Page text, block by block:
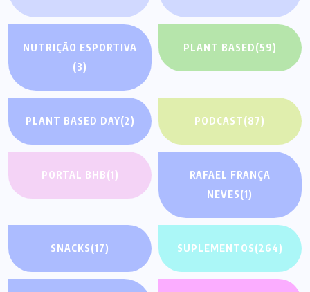
NUTRIÇÃO ESPORTIVA
(3)
PLANT BASED(59)
PLANT BASED DAY(2) PODCAST(87)
PORTAL BHB(1)
RAFAEL FRANÇA
NEVES(1)
SNACKS(17) SUPLEMENTOS(264)